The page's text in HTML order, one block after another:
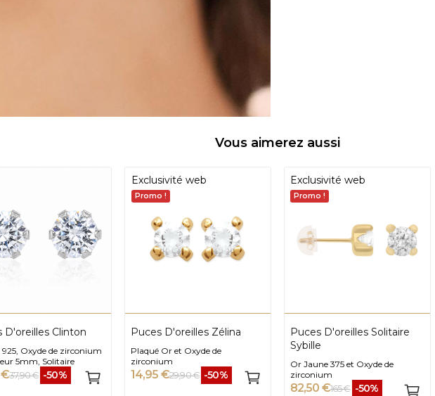
Vous aimerez aussi
D'oreilles Clinton
Oxyde de zirconium
5mm, Solitaire
€37,90 € -50%
Exclusivité web
Promo !
Puces D'oreilles Zélina
Plaqué Or et Oxyde de
zirconium
14,95 €29,90 € -50%
Exclusivité web
Promo !
Puces D'oreilles Solitaire
Sybille
Or Jaune 375 et Oxyde de
zirconium
82,50 €165 € -50%